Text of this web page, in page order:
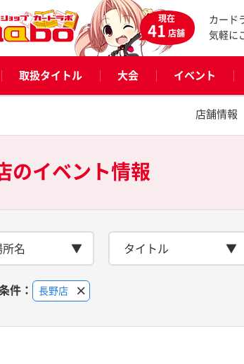
現在
41店舗
カード
気軽に
取扱タイトル 大会 イベント
店舗情報
のイベント情報
名 タイトル
件： 長野店